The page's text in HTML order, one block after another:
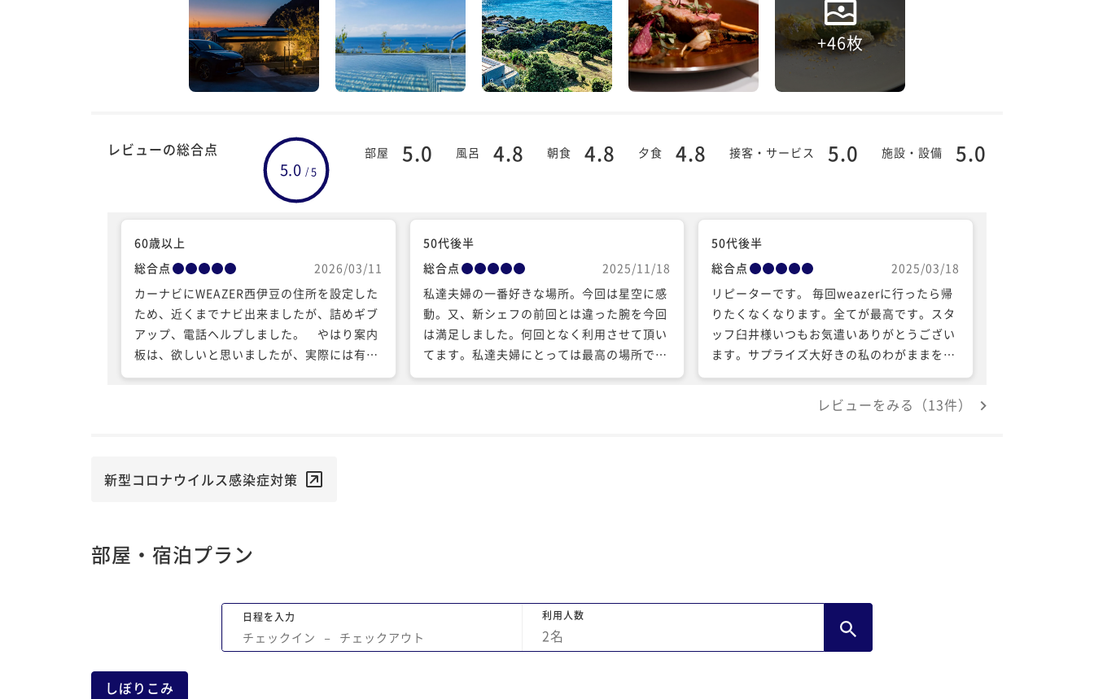
+46枚
レビューの総合点
5.0 /5
部屋 5.0 風呂 4.8 朝食 4.8 夕食 4.8 接客・サービス 5.0 施設・設備 5.0
60歳以上
総合点
2026/03/11
カーナビにWEAZER西伊豆の住所を設定した
ため、近くまでナビ出来ましたが、詰めギブ
アップ、電話ヘルプしました。 やはり案内
板は、欲しいと思いましたが、実際には有っ
たのでしょうか？ 源泉かけ流しが好きです
50代後半
総合点
2025/11/18
私達夫婦の一番好きな場所。今回は星空に感
動。又、新シェフの前回とは違った腕を今回
は満足しました。何回となく利用させて頂い
てます。私達夫婦にとっては最高の場所で
す。いつも御担当して頂いております臼井様
50代後半
総合点
2025/03/18
リピーターです。 毎回weazerに行ったら帰
りたくなくなります。全てが最高です。スタ
ッフ臼井様いつもお気遣いありがとうござい
ます。サプライズ大好きの私のわがままを快
くお助け頂き感謝です。 別荘そしていつもお
帰りなさいのお言葉嬉しいです。 又直ぐに行
レビューをみる（13件）
新型コロナウイルス感染症対策
部屋・宿泊プラン
日程を入力
チェックイン − チェックアウト
利用人数
2名
しぼりこみ